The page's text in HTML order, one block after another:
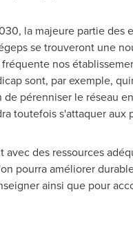
la majeure partie des
se trouveront une
nos
sont, par exemple,
de pérenniser le réseau
toutefois s'attaquer
avec des ressources
pourra améliorer
ainsi que pour